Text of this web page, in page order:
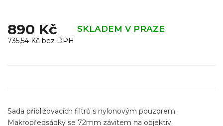
890 Kč SKLADEM V PRAZE
735,54 Kč bez DPH
cena:
Sada přibližovacích filtrů s nylonovým pouzdrem.
Makropředsádky se 72mm závitem na objektiv.